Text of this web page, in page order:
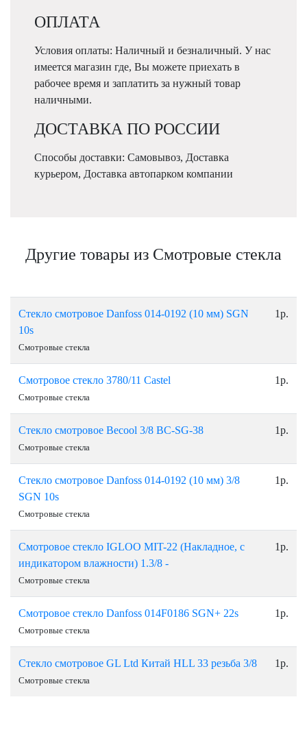
ОПЛАТА
Условия оплаты: Наличный и безналичный. У нас
имеется магазин где, Вы можете приехать в
рабочее время и заплатить за нужный товар
наличными.
ДОСТАВКА ПО РОССИИ
Способы доставки: Самовывоз, Доставка
курьером, Доставка автопарком компании
Другие товары из Смотровые стекла
Стекло cмотровое Danfoss 014-0192 (10 мм) SGN
10s
Смотровые стекла
1р.
Смотровое стекло 3780/11 Сastel
Смотровые стекла
1р.
Стекло смотровое Becool 3/8 BC-SG-38
Смотровые стекла
1р.
Стекло cмотровое Danfoss 014-0192 (10 мм) 3/8
SGN 10s
Смотровые стекла
1р.
Cмотровое стекло IGLOO MIT-22 (Накладное, с
индикатором влажности) 1.3/8 -
Смотровые стекла
1р.
Смотровое стекло Danfoss 014F0186 SGN+ 22s
Смотровые стекла
1р.
Стекло смотровое GL Ltd Китай НLL 33 резьба 3/8
Смотровые стекла
1р.